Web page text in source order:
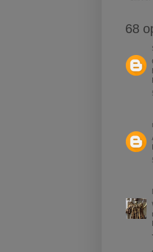
68